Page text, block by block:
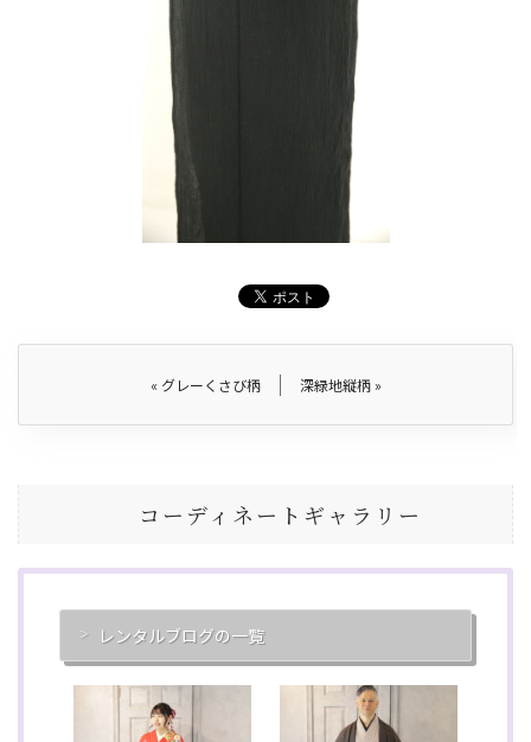
« グレーくさび柄 深緑地縦柄»
コーディネートギャラリー
レンタルブログの一覧